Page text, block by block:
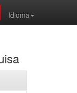
Idioma